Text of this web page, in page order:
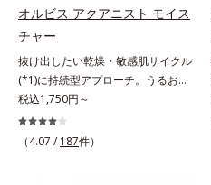
ルコシド（保湿）で形成するミセル
*4 炭酸ジカプリリル*5 乾燥や汚れ
による*6 キメの乱れによる＜使用
量目安＞適量＜使用ステップ＞オル
ビス ザ クレンジング オイル ⇒
洗顔料 ⇒ 化粧水 ⇒ 保湿液
※W洗顔が必要です＜使用方法＞1.
適量（2プッシュ程度）をとり、手
*3 色みのこと*4 トリエトキシカプ
リリルシラン配合＝保湿成分*5 ス
クワラン、ヒアルロン酸Na、加水
分解コラーゲン
オルビス アクアニスト モイス
チャー
抜け出したい乾燥・敏感肌サイクル
(*1)に持続型アプローチ。うるおい
を追求した敏感肌用保湿スキンケア
(*2)。うるおいを逃し、刺激を受け
やすい角層の“乾燥敏感スランプ
税込1,750円～
（4.07 / 187件）